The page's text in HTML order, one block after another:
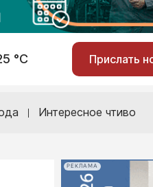
°С Прислать
Интересное чтиво
РЕКЛАМА